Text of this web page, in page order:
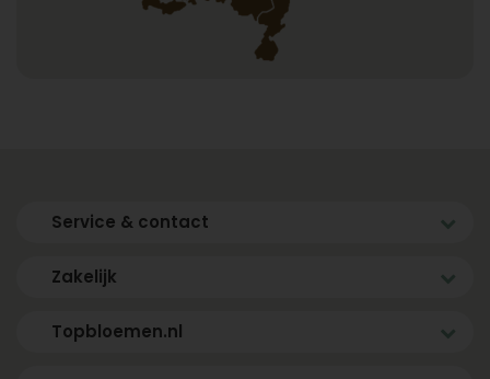
Service & contact
Zakelijk
Topbloemen.nl